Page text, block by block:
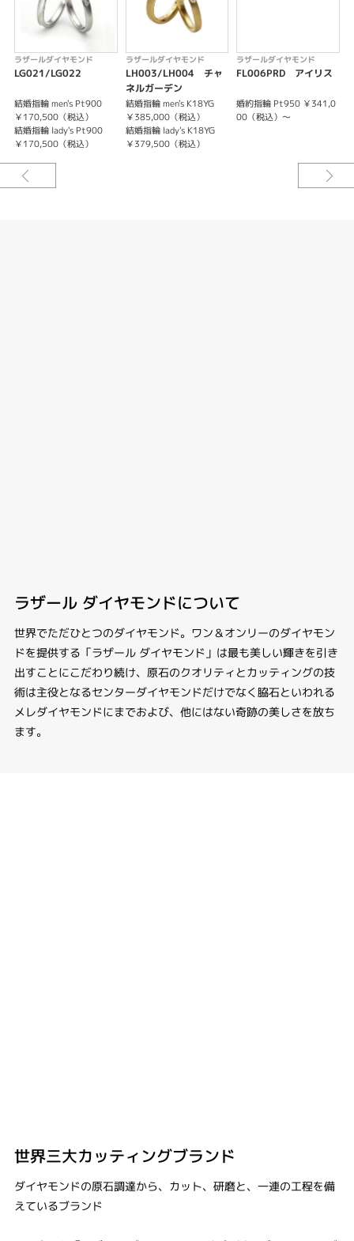
シンプル
テイスト
結婚指輪 シンプル
性別
レディース
メンズ
ラザールダイヤモンド
LG021/LG022
結婚指輪 men's Pt900
￥170,500（税込）
結婚指輪 lady's Pt900
￥170,500（税込）
ラザールダイヤモンド
LH003/LH004 チャ
ネルガーデン
結婚指輪 men's K18YG
￥385,000（税込）
結婚指輪 lady's K18YG
￥379,500（税込）
ラザールダイヤモンド
FL006PRD アイリス
婚約指輪 Pt950 ￥341,0
00（税込）～
ラザール ダイヤモンドについて
世界でただひとつのダイヤモンド。ワン＆オンリーのダイヤモン
ドを提供する「ラザール ダイヤモンド」は最も美しい輝きを引き
出すことにこだわり続け、原石のクオリティとカッティングの技
術は主役となるセンターダイヤモンドだけでなく脇石といわれる
メレダイヤモンドにまでおよび、他にはない奇跡の美しさを放ち
ます。
世界三大カッティングブランド
ダイヤモンドの原石調達から、カット、研磨と、一連の工程を備
えているブランド